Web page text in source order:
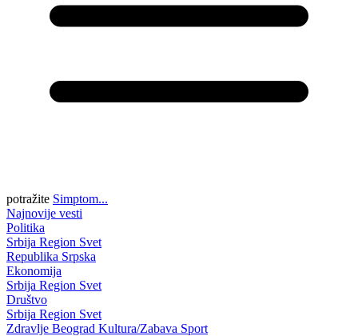
potražite Simptom...
Najnovije vesti
Politika
Srbija Region Svet
Republika Srpska
Ekonomija
Srbija Region Svet
Društvo
Srbija Region Svet
Zdravlje Beograd Kultura/Zabava Sport